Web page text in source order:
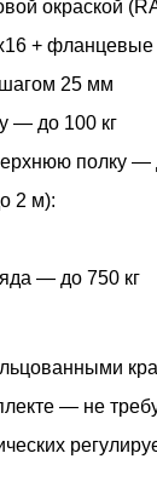
окраской
+ фланцевые
шагом 25 мм
— до 100 кг
полку —
2 м):
— до 750 кг
— не